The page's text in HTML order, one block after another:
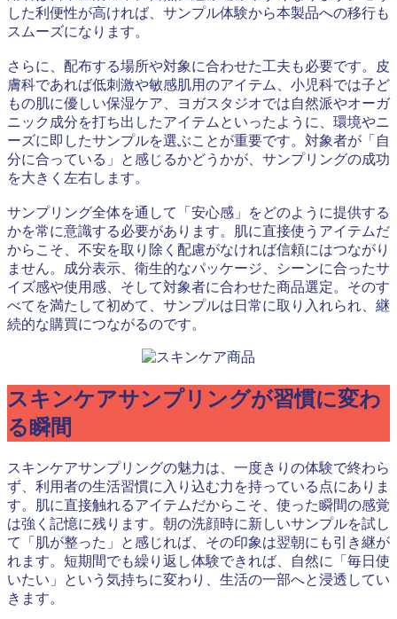
した利便性が高ければ、サンプル体験から本製品への移行も
スムーズになります。
さらに、配布する場所や対象に合わせた工夫も必要です。皮
膚科であれば低刺激や敏感肌用のアイテム、小児科では子ど
もの肌に優しい保湿ケア、ヨガスタジオでは自然派やオーガ
ニック成分を打ち出したアイテムといったように、環境やニ
ーズに即したサンプルを選ぶことが重要です。対象者が「自
分に合っている」と感じるかどうかが、サンプリングの成功
を大きく左右します。
サンプリング全体を通して「安心感」をどのように提供する
かを常に意識する必要があります。肌に直接使うアイテムだ
からこそ、不安を取り除く配慮がなければ信頼にはつながり
ません。成分表示、衛生的なパッケージ、シーンに合ったサ
イズ感や使用感、そして対象者に合わせた商品選定。そのす
べてを満たして初めて、サンプルは日常に取り入れられ、継
続的な購買につながるのです。
スキンケアサンプリングが習慣に変わ
る瞬間
スキンケアサンプリングの魅力は、一度きりの体験で終わら
ず、利用者の生活習慣に入り込む力を持っている点にありま
す。肌に直接触れるアイテムだからこそ、使った瞬間の感覚
は強く記憶に残ります。朝の洗顔時に新しいサンプルを試し
て「肌が整った」と感じれば、その印象は翌朝にも引き継が
れます。短期間でも繰り返し体験できれば、自然に「毎日使
いたい」という気持ちに変わり、生活の一部へと浸透してい
きます。